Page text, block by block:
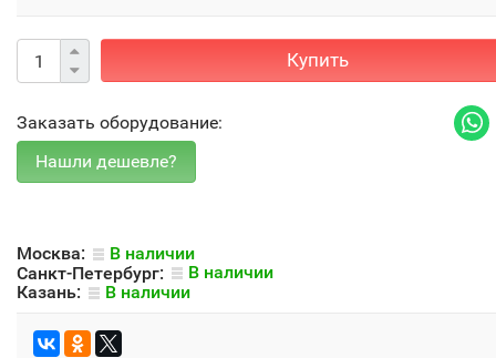
Купить
Заказать оборудование:
Москва:
В наличии
Санкт-Петербург:
В наличии
Казань:
В наличии